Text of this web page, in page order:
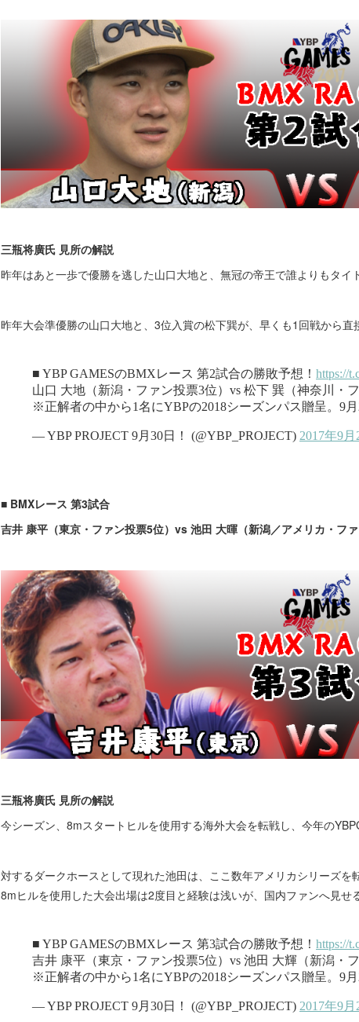
三瓶将廣氏 見所の解説
昨年はあと一歩で優勝を逃した山口大地と、無冠の帝王で誰よりもタイ
昨年大会準優勝の山口大地と、3位入賞の松下巽が、早くも1回戦から
■ BMXレース 第3試合
吉井 康平（東京・ファン投票5位）vs 池田 大暉（新潟／アメリカ・ファ
三瓶将廣氏 見所の解説
今シーズン、8mスタートヒルを使用する海外大会を転戦し、今年の
対するダークホースとして現れた池田は、ここ数年アメリカシリーズを
8mヒルを使用した大会出場は2度目と経験は浅いが、国内ファンへ見せ